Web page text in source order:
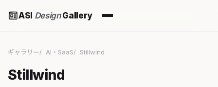
ASI DesignGallery
ギャラリー AI・SaaS Stillwind
Stillwind